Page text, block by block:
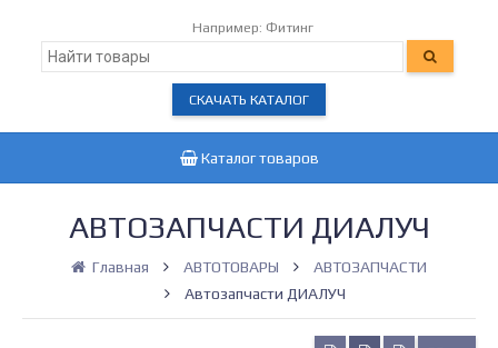
Например: Фитинг
СКАЧАТЬ КАТАЛОГ
Каталог товаров
АВТОЗАПЧАСТИ ДИАЛУЧ
Главная АВТОТОВАРЫ
АВТОЗАПЧАСТИ
Автозапчасти ДИАЛУЧ